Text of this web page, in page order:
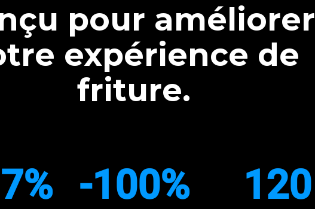
pour améliorer
expérience de
friture.
-100% 120